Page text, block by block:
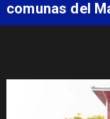
Síndrome de